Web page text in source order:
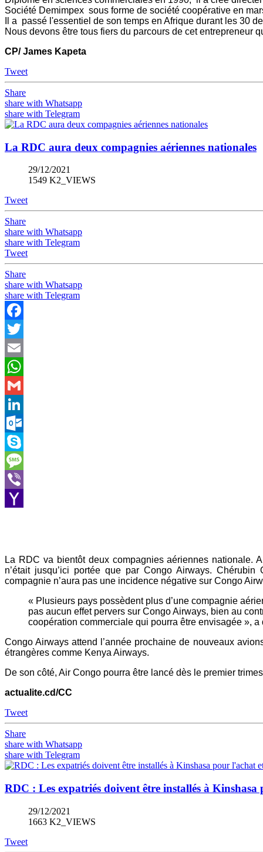
Société Demimpex sous forme de société coopérative en
Il a passé l'essentiel de son temps en Afrique durant les 30
Nous devons être tous fiers du parcours de cet entrepreneur
CP/ James Kapeta
Tweet
Share
share with Whatsapp
share with Telegram
La RDC aura deux compagnies aériennes nationales
29/12/2021
1549 K2_VIEWS
Tweet
Share
share with Whatsapp
share with Telegram
Tweet
Share
share with Whatsapp
share with Telegram
Facebook
Twitter
Email
WhatsApp
Gmail
LinkedIn
Outlook.com
Skype
Message
Viber
La RDC va bientôt deux compagnies aériennes nationale.
n’était jusqu’ici portée que par Congo Airways.
compagnie n’aura pas une incidence négative sur Congo
« Plusieurs pays possèdent plus d’une compagnie
pas aucun effet pervers sur Congo Airways, bien au
coopération commerciale qui pourra être envisagée »,
Congo Airways attend l’année prochaine de nouveaux
étrangères comme Kenya Airways.
De son côté, Air Congo pourra être lancé dès le premier
actualite.cd/CC
Tweet
Share
share with Whatsapp
share with Telegram
RDC : Les expatriés doivent être installés à
29/12/2021
1663 K2_VIEWS
Tweet